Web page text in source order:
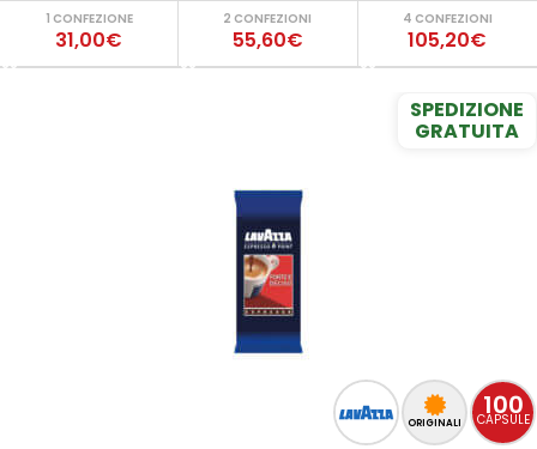
1 CONFEZIONE
31,00€
2 CONFEZIONI
55,60€
4 CONFEZIONI
105,20€
100
CAPSULE
ORIGINALI
SPEDIZIONE
GRATUITA